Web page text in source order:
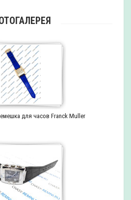
для часов Franck Muller